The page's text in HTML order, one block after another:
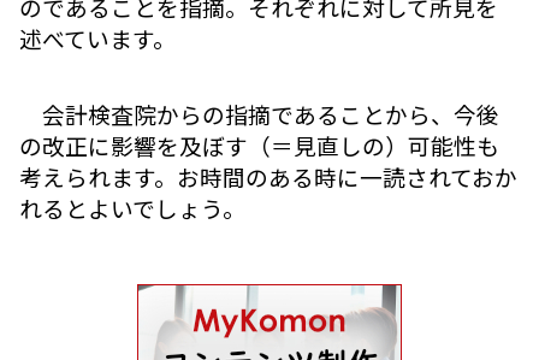
のであることを指摘。それぞれに対して所見を
述べています。
会計検査院からの指摘であることから、今後
の改正に影響を及ぼす（＝見直しの）可能性も
考えられます。お時間のある時に一読されておか
れるとよいでしょう。